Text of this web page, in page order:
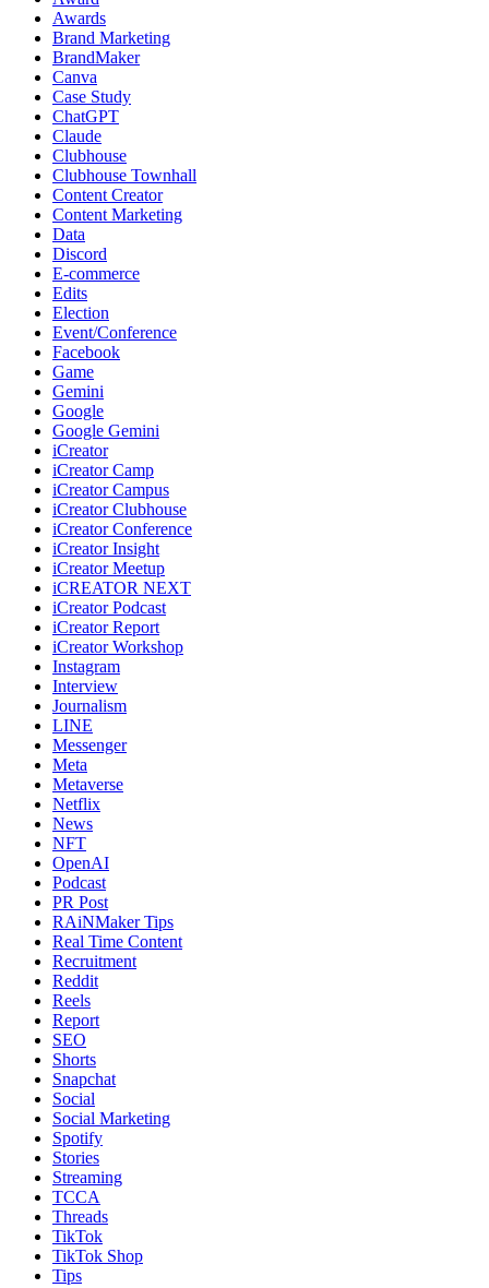
Awards
Brand Marketing
BrandMaker
Canva
Case Study
ChatGPT
Claude
Clubhouse
Clubhouse Townhall
Content Creator
Content Marketing
Data
Discord
E-commerce
Edits
Election
Event/Conference
Facebook
Game
Gemini
Google
Google Gemini
iCreator
iCreator Camp
iCreator Campus
iCreator Clubhouse
iCreator Conference
iCreator Insight
iCreator Meetup
iCREATOR NEXT
iCreator Podcast
iCreator Report
iCreator Workshop
Instagram
Interview
Journalism
LINE
Messenger
Meta
Metaverse
Netflix
News
NFT
OpenAI
Podcast
PR Post
RAiNMaker Tips
Real Time Content
Recruitment
Reddit
Reels
Report
SEO
Shorts
Snapchat
Social
Social Marketing
Spotify
Stories
Streaming
TCCA
Threads
TikTok
TikTok Shop
Tips